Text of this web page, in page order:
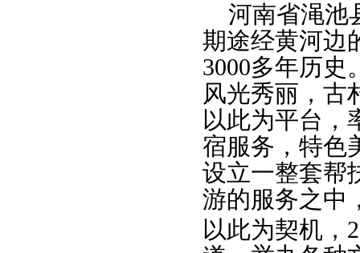
河南省渑池
期途经黄河
3000多年历史
风光秀丽，古
以此为平台，
宿服务，特色
设立一整套帮
游的服务之中
以此为契机，